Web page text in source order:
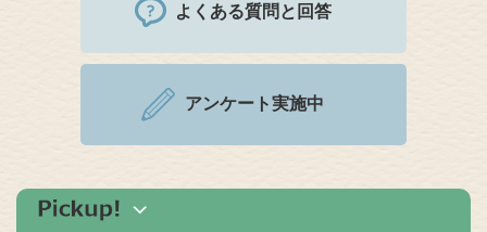
よくある質問と回答
アンケート実施中